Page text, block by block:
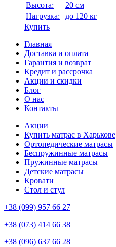
Высотa:
20 см
Нагрузка:
до 120 кг
Купить
Главная
Доставка и оплата
Гарантия и возврат
Кредит и рассрочка
Акции и скидки
Блог
О нас
Контакты
Акции
Купить матрас в Харькове
Ортопедические матрасы
Беспружинные матрасы
Пружинные матрасы
Детские матрасы
Кровати
Стол и стул
+38 (099) 957 66 27
+38 (073) 414 66 38
+38 (096) 637 66 28